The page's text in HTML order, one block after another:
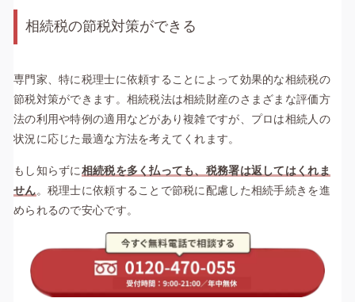
相続税の節税対策ができる
専門家、特に税理士に依頼することによって効果的な相続税の
節税対策ができます。相続税法は相続財産のさまざまな評価方
法の利用や特例の適用などがあり複雑ですが、プロは相続人の
状況に応じた最適な方法を考えてくれます。
もし知らずに相続税を多く払っても、税務署は返してはくれま
せん。税理士に依頼することで節税に配慮した相続手続きを進
められるので安心です。